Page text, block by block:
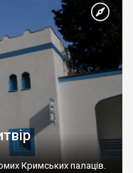
Кримських палаців.